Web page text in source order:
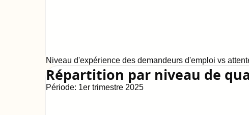
Niveau d'expérience des demandeurs d'emploi vs
Répartition par niveau de
Période: 1er trimestre 2025